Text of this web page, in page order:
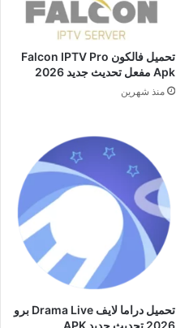
تحميل فالكون Falcon IPTV Pro
Apk مفعل تحديث جديد 2026
منذ شهرين
تحميل دراما لايف Drama Live برو
2026 تحديث جديد APK